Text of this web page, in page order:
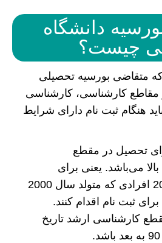
دانشگاه
چیست؟
که متقاضی بورسیه تحصیلی
مقاطع کارشناسی، کارشناسی
هنگام ثبت نام دارای شرایط
تحصیل در مقطع
سال به بالا می‌باشد. یعنی برای
پذیرش در بورسیه 2021 افرادی که متولد سال 2000
ثبت نام اقدام کنند.
کارشناسی ارشد تاریخ